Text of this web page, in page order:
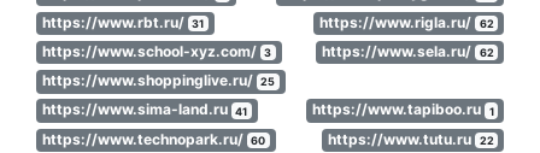
https://www.rbt.ru/ 31 https://www.rigla.ru/ 62
https://www.school-xyz.com/ 3 https://www.sela.ru/ 62
https://www.shoppinglive.ru/ 25
https://www.sima-land.ru 41 https://www.tapiboo.ru 1
https://www.technopark.ru/ 60 https://www.tutu.ru 22